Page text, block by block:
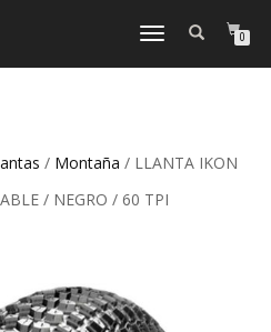
CAMBIAR
0
/ Montaña / LLANTA IKON
/ NEGRO / 60 TPI